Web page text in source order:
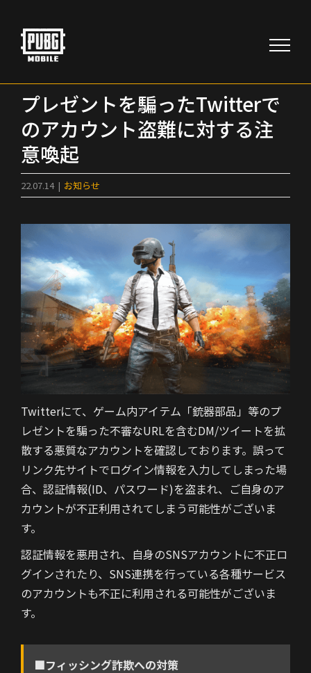
content
プレゼントを騙ったTwitterで
のアカウント盗難に対する注
意喚起
22.07.14 | お知らせ
Twitterにて、ゲーム内アイテム「銃器部品」等のプ
レゼントを騙った不審なURLを含むDM/ツイートを拡
散する悪質なアカウントを確認しております。誤って
リンク先サイトでログイン情報を入力してしまった場
合、認証情報(ID、パスワード)を盗まれ、ご自身のア
カウントが不正利用されてしまう可能性がございま
す。
認証情報を悪用され、自身のSNSアカウントに不正ロ
グインされたり、SNS連携を行っている各種サービス
のアカウントも不正に利用される可能性がございま
す。
■フィッシング詐欺への対策